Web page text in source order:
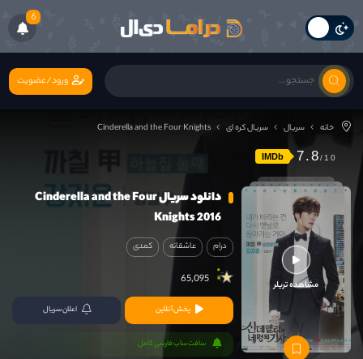
6
ورود/عضویت
خانه سریال سریال کره ای Cinderella and the Four Knights
IMDb 7.8
مشاهده تریلر
دانلود سریال Cinderella and the Four
Knights 2016
درام عاشقانه کمدی
65,095
پخش آنلاین اعلان سریال
سافت ساب فارسی کامل